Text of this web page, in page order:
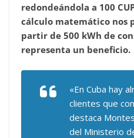
redondeándola a 100
cálculo matemático nos
partir de 500 kWh de
representa un beneficio.
«En Cuba
clientes que
destaca
del Ministerio